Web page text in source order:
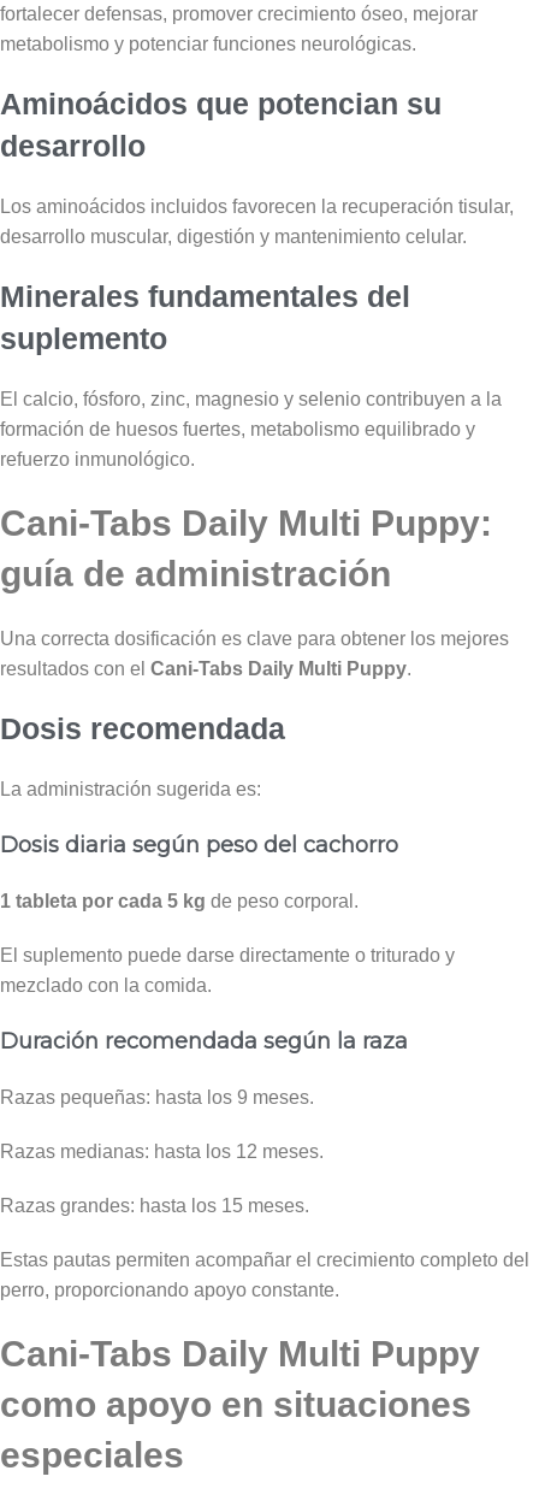
fortalecer defensas, promover crecimiento óseo, mejorar
metabolismo y potenciar funciones neurológicas.
Aminoácidos que potencian su
desarrollo
Los aminoácidos incluidos favorecen la recuperación tisular,
desarrollo muscular, digestión y mantenimiento celular.
Minerales fundamentales del
suplemento
El calcio, fósforo, zinc, magnesio y selenio contribuyen a la
formación de huesos fuertes, metabolismo equilibrado y
refuerzo inmunológico.
Cani-Tabs Daily Multi Puppy:
guía de administración
Una correcta dosificación es clave para obtener los mejores
resultados con el Cani-Tabs Daily Multi Puppy.
Dosis recomendada
La administración sugerida es:
Dosis diaria según peso del cachorro
1 tableta por cada 5 kg de peso corporal.
El suplemento puede darse directamente o triturado y
mezclado con la comida.
Duración recomendada según la raza
Razas pequeñas: hasta los 9 meses.
Razas medianas: hasta los 12 meses.
Razas grandes: hasta los 15 meses.
Estas pautas permiten acompañar el crecimiento completo del
perro, proporcionando apoyo constante.
Cani-Tabs Daily Multi Puppy
como apoyo en situaciones
especiales